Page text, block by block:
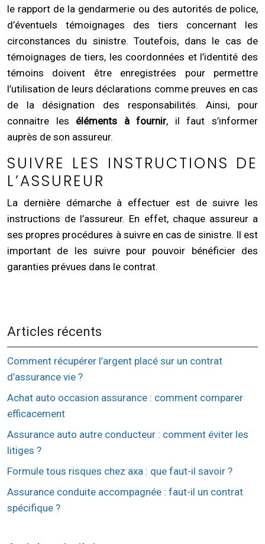
le rapport de la gendarmerie ou des autorités de police,
d’éventuels témoignages des tiers concernant les
circonstances du sinistre. Toutefois, dans le cas de
témoignages de tiers, les coordonnées et l’identité des
témoins doivent être enregistrées pour permettre
l’utilisation de leurs déclarations comme preuves en cas
de la désignation des responsabilités. Ainsi, pour
connaitre les éléments à fournir, il faut s’informer
auprès de son assureur.
SUIVRE LES INSTRUCTIONS DE
L’ASSUREUR
La dernière démarche à effectuer est de suivre les
instructions de l’assureur. En effet, chaque assureur a
ses propres procédures à suivre en cas de sinistre. Il est
important de les suivre pour pouvoir bénéficier des
garanties prévues dans le contrat.
Articles récents
Comment récupérer l’argent placé sur un contrat
d’assurance vie ?
Achat auto occasion assurance : comment comparer
efficacement
Assurance auto autre conducteur : comment éviter les
litiges ?
Formule tous risques chez axa : que faut-il savoir ?
Assurance conduite accompagnée : faut-il un contrat
spécifique ?